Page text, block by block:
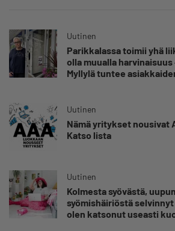
Uutinen
Parikkalassa toimii yhä
olla muualla
Myllylä tuntee
Uutinen
Nämä yritykset nousivat
Katso lista
Uutinen
Kolmesta syövästä,
syömishäiriöstä selvinnyt
olen katsonut useasti